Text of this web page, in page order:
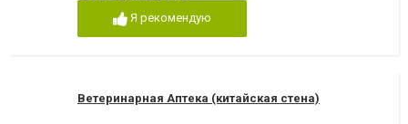
Я рекомендую
Ветеринарная Аптека (китайская стена)